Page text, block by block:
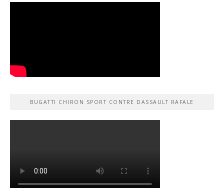
BUGATTI CHIRON SPORT CONTRE DASSAULT RAFALE